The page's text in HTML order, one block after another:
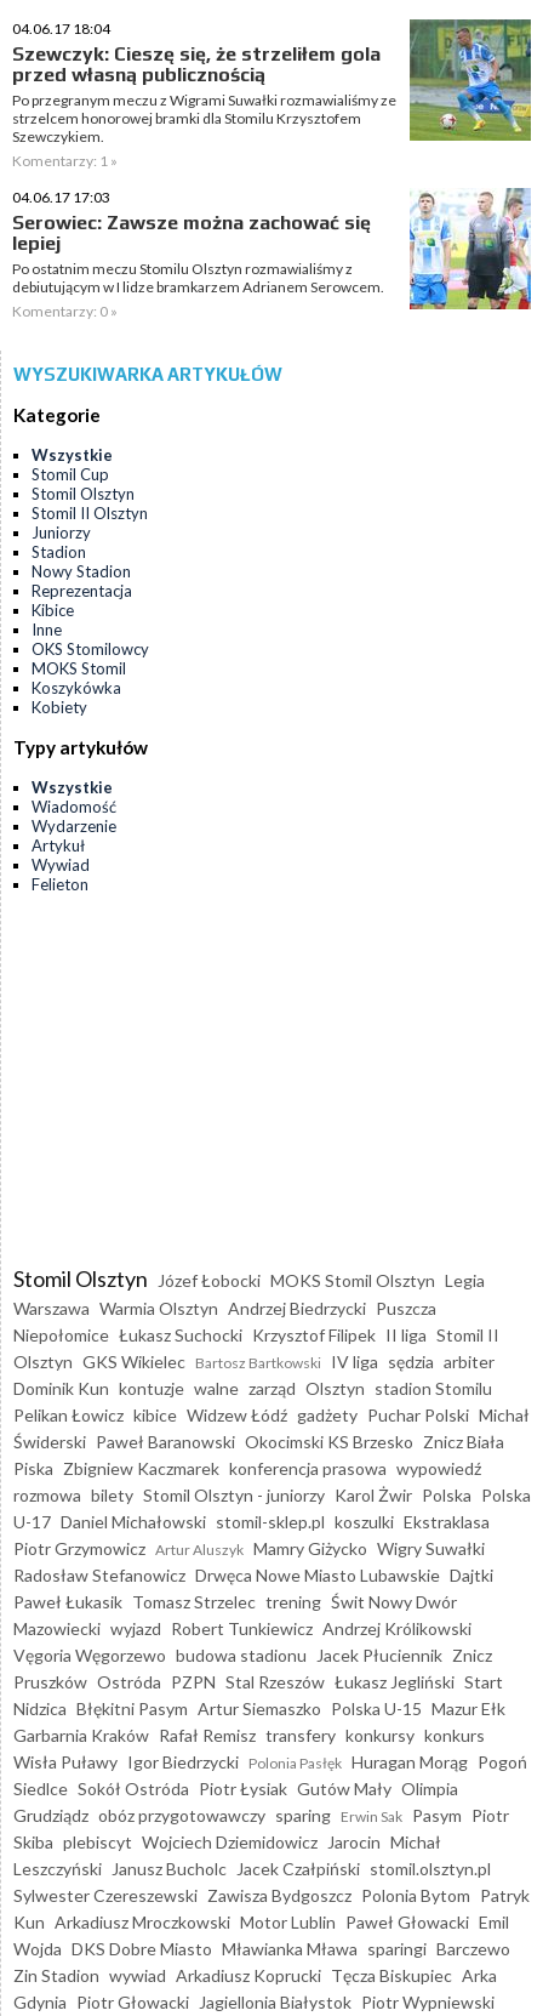
04.06.17 18:04
Szewczyk: Cieszę się, że strzeliłem gola
przed własną publicznością
Po przegranym meczu z Wigrami Suwałki rozmawialiśmy ze
strzelcem honorowej bramki dla Stomilu Krzysztofem
Szewczykiem.
Komentarzy: 1 »
04.06.17 17:03
Serowiec: Zawsze można zachować się
lepiej
Po ostatnim meczu Stomilu Olsztyn rozmawialiśmy z
debiutującym w I lidze bramkarzem Adrianem Serowcem.
Komentarzy: 0 »
WYSZUKIWARKA ARTYKUŁÓW
Kategorie
Wszystkie
Stomil Cup
Stomil Olsztyn
Stomil II Olsztyn
Juniorzy
Stadion
Nowy Stadion
Reprezentacja
Kibice
Inne
OKS Stomilowcy
MOKS Stomil
Koszykówka
Kobiety
Typy artykułów
Wszystkie
Wiadomość
Wydarzenie
Artykuł
Wywiad
Felieton
Stomil Olsztyn Józef Łobocki MOKS Stomil Olsztyn Legia
Warszawa Warmia Olsztyn Andrzej Biedrzycki Puszcza
Niepołomice Łukasz Suchocki Krzysztof Filipek II liga Stomil II
Olsztyn GKS Wikielec Bartosz Bartkowski IV liga sędzia arbiter
Dominik Kun kontuzje walne zarząd Olsztyn stadion Stomilu
Pelikan Łowicz kibice Widzew Łódź gadżety Puchar Polski Michał
Świderski Paweł Baranowski Okocimski KS Brzesko Znicz Biała
Piska Zbigniew Kaczmarek konferencja prasowa wypowiedź
rozmowa bilety Stomil Olsztyn - juniorzy Karol Żwir Polska Polska
U-17 Daniel Michałowski stomil-sklep.pl koszulki Ekstraklasa
Piotr Grzymowicz Artur Aluszyk Mamry Giżycko Wigry Suwałki
Radosław Stefanowicz Drwęca Nowe Miasto Lubawskie Dajtki
Paweł Łukasik Tomasz Strzelec trening Świt Nowy Dwór
Mazowiecki wyjazd Robert Tunkiewicz Andrzej Królikowski
Vęgoria Węgorzewo budowa stadionu Jacek Płuciennik Znicz
Pruszków Ostróda PZPN Stal Rzeszów Łukasz Jegliński Start
Nidzica Błękitni Pasym Artur Siemaszko Polska U-15 Mazur Ełk
Garbarnia Kraków Rafał Remisz transfery konkursy konkurs
Wisła Puławy Igor Biedrzycki Polonia Pasłęk Huragan Morąg Pogoń
Siedlce Sokół Ostróda Piotr Łysiak Gutów Mały Olimpia
Grudziądz obóz przygotowawczy sparing Erwin Sak Pasym Piotr
Skiba plebiscyt Wojciech Dziemidowicz Jarocin Michał
Leszczyński
Janusz Bucholc Jacek Czałpiński stomil.olsztyn.pl
Sylwester Czereszewski Zawisza Bydgoszcz Polonia Bytom Patryk
Kun Arkadiusz Mroczkowski Motor Lublin Paweł Głowacki Emil
Wojda DKS Dobre Miasto Mławianka Mława sparingi Barczewo
Zin Stadion wywiad Arkadiusz Koprucki Tęcza Biskupiec Arka
Gdynia Piotr Głowacki Jagiellonia Białystok Piotr Wypniewski